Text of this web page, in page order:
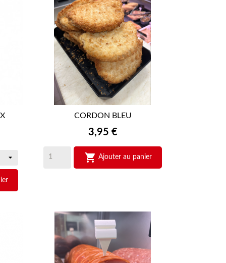
APERÇU RAPIDE
CORDON BLEU
Prix
3,95 €
 Ajouter au panier